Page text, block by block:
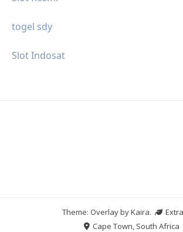
togel sdy
Slot Indosat
Theme: Overlay byKaira.
Cape Town, South Africa